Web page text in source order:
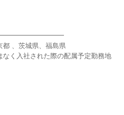
都 、茨城県、福島県
く入社された際の配属予定勤務地